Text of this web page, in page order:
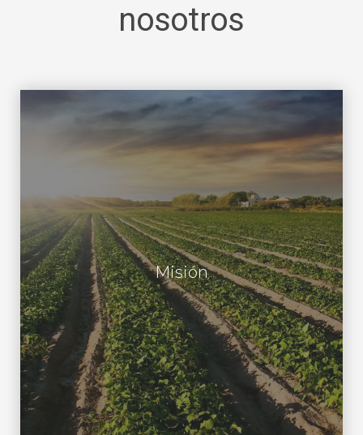
nosotros
Misión
Ser líder en el aprovechamiento de
materias primas seleccionadas de
origen animal, vegetal y mineral para
lograr la satisfacción de la demanda
del mercado de carbones activados a
nivel nacional e internacional.